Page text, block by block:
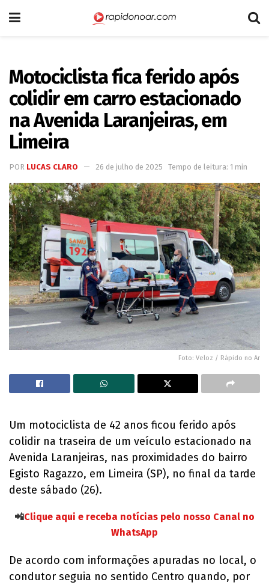
Motociclista fica ferido após
colidir em carro estacionado
na Avenida Laranjeiras, em
Limeira
POR LUCAS CLARO 26 de julho de 2025 Tempo de leitura: 1 min
Foto: Veloz / Rápido no Ar
Um motociclista de 42 anos ficou ferido após
colidir na traseira de um veículo estacionado na
Avenida Laranjeiras, nas proximidades do bairro
Egisto Ragazzo, em Limeira (SP), no final da tarde
deste sábado (26).
📲Clique aqui e receba notícias pelo nosso Canal no
WhatsApp
De acordo com informações apuradas no local, o
condutor seguia no sentido Centro quando, por